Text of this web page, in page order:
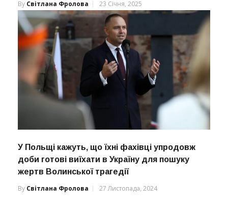
By Світлана Фролова 23 Січня, 2025
У Польщі кажуть, що їхні фахівці упродовж
доби готові виїхати в Україну для пошуку
жертв Волинської трагедії
By Світлана Фролова 27 Листопада, 2024